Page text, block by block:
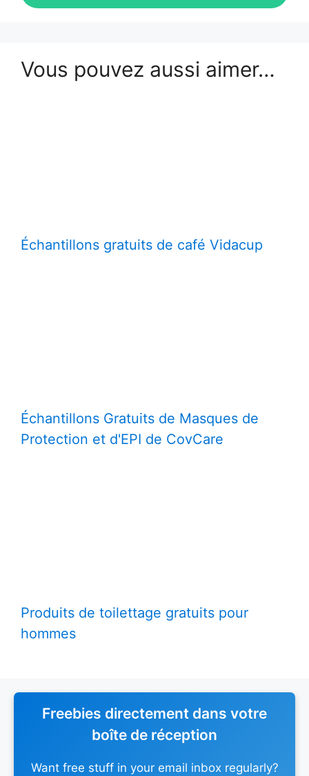
Vous pouvez aussi aimer…
Échantillons gratuits de café Vidacup
Échantillons Gratuits de Masques de
Protection et d'EPI de CovCare
Produits de toilettage gratuits pour
hommes
Freebies directement dans votre
boîte de réception
Want free stuff in your email inbox regularly?